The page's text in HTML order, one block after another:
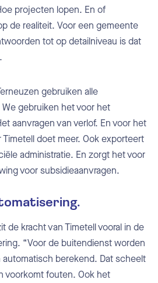
projecten lopen. En of
de realiteit. Voor een gemeente
tot op detailniveau is dat
gebruiken alle
gebruiken het voor het
aanvragen van verlof. En voor het
doet meer. Ook exporteert
administratie. En zorgt het voor
voor subsidieaanvragen.
de kracht van Timetell vooral in de
“Voor de buitendienst worden
berekend. Dat scheelt
voorkomt fouten. Ook het